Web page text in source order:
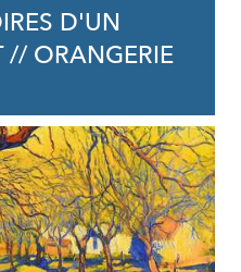
D'UN
ORANGERIE